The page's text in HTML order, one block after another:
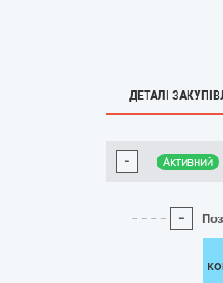
ДЕТАЛІ
- Активний
-